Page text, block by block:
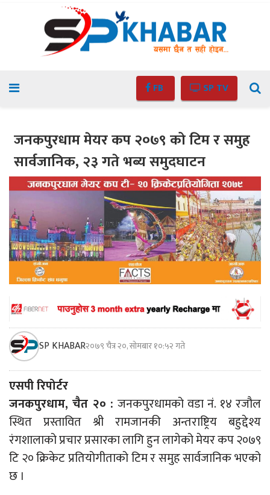
FB SP TV
जनकपुरधाम मेयर कप २०७९ को टिम र समुह
सार्वजानिक, २३ गते भब्य समुदघाटन
SP KHABAR२०७९ चैत्र २०, सोमबार १०:५२ गते
एसपी रिपोर्टर
जनकपुरधाम, चैत २० : जनकपुरधामको वडा नं. १४ रजौल
स्थित प्रस्तावित श्री रामजानकी अन्तराष्ट्रिय बहुद्देश्य
रंगशालाको प्रचार प्रसारका लागि हुन लागेको मेयर कप २०७९
टि २० क्रिकेट प्रतियोगीताको टिम र समुह सार्वजानिक भएको
छ ।